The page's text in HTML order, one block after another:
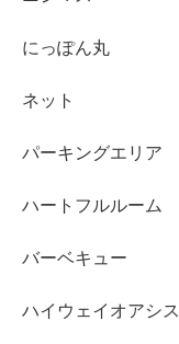
にっぽん丸
ネット
パーキングエリア
ハートフルルーム
バーベキュー
ハイウェイオアシス